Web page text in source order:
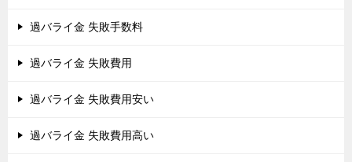
過バライ金 失敗手数料
過バライ金 失敗費用
過バライ金 失敗費用安い
過バライ金 失敗費用高い